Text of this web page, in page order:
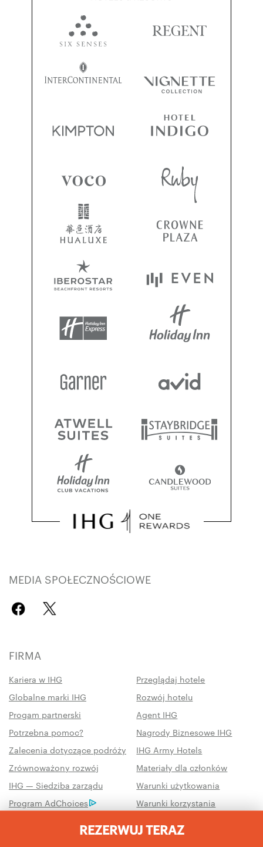
REZERWUJ TERAZ
MEDIA SPOŁECZNOŚCIOWE
FIRMA
Kariera w IHG
Przeglądaj hotele
Globalne marki IHG
Rozwój hotelu
Progam partnerski
Agent IHG
Potrzebna pomoc?
Nagrody Biznesowe IHG
Zalecenia dotyczące podróży
IHG Army Hotels
Zrównoważony rozwój
Materiały dla członków
IHG — Siedziba zarządu
Warunki użytkowania
Program AdChoices
Warunki korzystania
moich danych osobowych